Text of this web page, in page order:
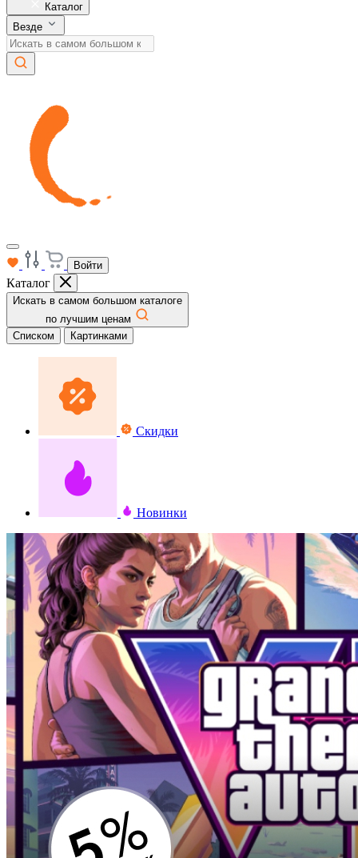
Каталог
Везде
Войти
Каталог
Искать в самом большом каталоге
по лучшим ценам
Списком
Картинками
Скидки
Новинки